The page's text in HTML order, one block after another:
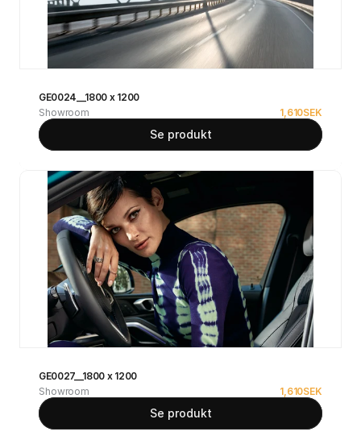
GE0024__1800 x 1200
Showroom
1,610SEK
Se produkt
GE0027__1800 x 1200
Showroom
1,610SEK
Se produkt